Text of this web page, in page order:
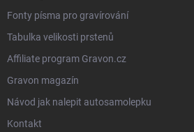
Fonty písma pro gravírování
Tabulka velikosti prstenů
Affiliate program Gravon.cz
Gravon magazín
Návod jak nalepit autosamolepku
Kontakt